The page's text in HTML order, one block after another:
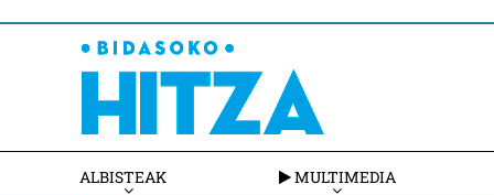
ALBISTEAK MULTIMEDIA